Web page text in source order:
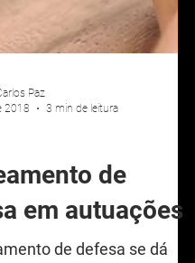
Paz
3 min de leitura
de